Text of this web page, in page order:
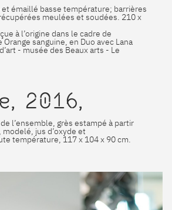
émaillé basse température; barrières
meulées et soudées. 210 x
à l’origine dans le cadre de
sanguine, en Duo avec Lana
- musée des Beaux arts - Le
2016,
l’ensemble, grès estampé à partir
modelé, jus d’oxyde et
température, 117 x 104 x 90 cm.